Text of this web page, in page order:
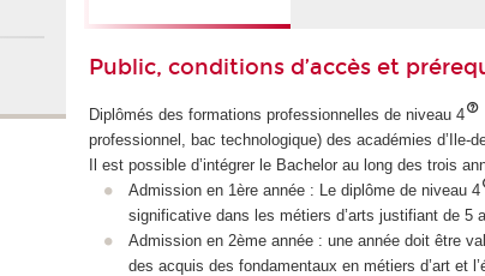
Public, conditions d’accès et
Diplômés des formations professionnelles de niveau 4
professionnel, bac technologique) des académies d’Ile-
Il est possible d’intégrer le Bachelor au long des trois
Admission en 1ère année : Le diplôme de niveau 4
significative dans les métiers d’arts justifiant de 5
Admission en 2ème année : une année doit être
des acquis des fondamentaux en métiers d’art et